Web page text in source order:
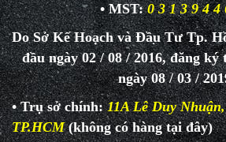
• MST: 0 3 1 3 9 4 4
Do Sở Kế Hoạch và Đầu Tư Tp.
đầu ngày 02 / 08 / 2016, đăng
ngày 08 / 03 /
• Trụ sở chính:11A Lê Duy
TP.HCM (không có hàng tại đây)